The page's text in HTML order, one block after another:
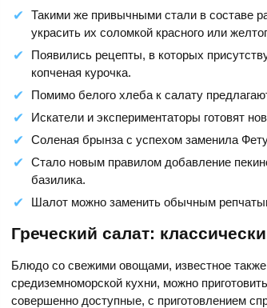
Такими же привычными стали в составе
украсить их соломкой красного или
Появились рецепты, в которых
копченая курочка.
Помимо белого хлеба к салату
Искатели и экспериментаторы готовят
Соленая брынза с успехом заменила
Стало новым правилом добавление
базилика.
Шалот можно заменить обычным
Греческий салат:
Блюдо со свежими овощами, известное
средиземноморской кухни, можно
совершенно доступные, с приготовлением